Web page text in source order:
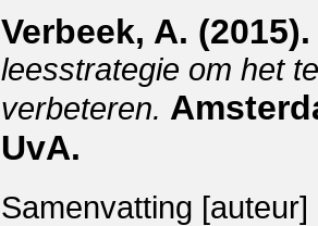
Verbeek, A.
leesstrategie om het
verbeteren.
UvA.
Samenvatting [auteur]